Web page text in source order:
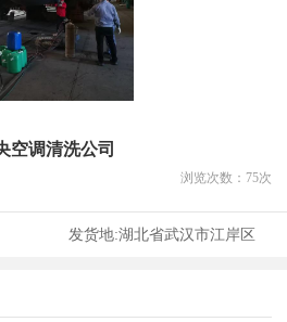
空调清洗公司
浏览次数： 75次
发货地:湖北省武汉市江岸区